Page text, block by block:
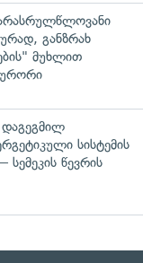
არასრულწლოვანი
განზრახ
მუხლით
დაგეგმილ
სისტემის
წევრის